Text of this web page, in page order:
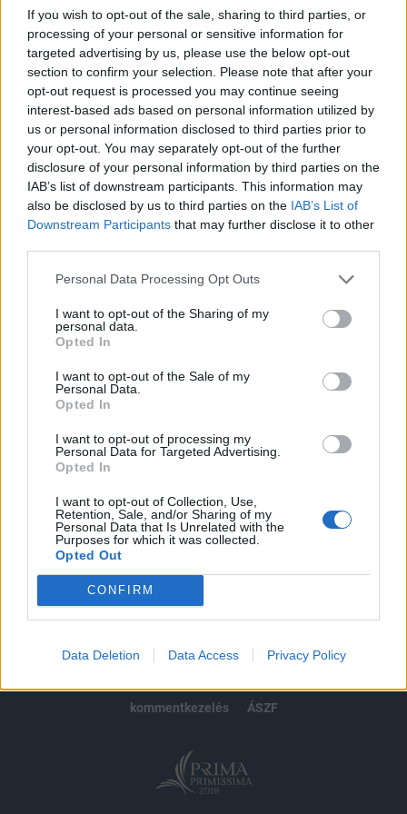
If you wish to opt-out of the sale, sharing to third parties, or
processing of your personal or sensitive information for
targeted advertising by us, please use the below opt-out
section to confirm your selection. Please note that after your
opt-out request is processed you may continue seeing
interest-based ads based on personal information utilized by
us or personal information disclosed to third parties prior to
your opt-out. You may separately opt-out of the further
disclosure of your personal information by third parties on the
IAB’s list of downstream participants. This information may
also be disclosed by us to third parties on the IAB’s List of
Downstream Participants that may further disclose it to other
Personal Data Processing Opt Outs
I want to opt-out of the Sharing of my
personal data.
Opted In
I want to opt-out of the Sale of my
Personal Data.
Opted In
I want to opt-out of processing my
Personal Data for Targeted Advertising.
Opted In
I want to opt-out of Collection, Use,
Retention, Sale, and/or Sharing of my
Personal Data that Is Unrelated with the
Purposes for which it was collected.
Opted Out
CONFIRM
Data Deletion Data Access Privacy Policy
2017. október 06. 22:07 Megosztás Csak a Nasdaq zárta
pluszban a napot Egész nap visszafogott kereskedés
jellemezte az amerikai vezető részvényindexeket, a nap
végére a Dow és az S&P 500 is tegnapi záróértéke alatt
fejezte be a hetet, előbbi 0,01%-os...
KEDVES OLVASÓNK!
A keresett cikk a portfolio.hu hírarchívumához
Portfolio.hu teljes cikkarchívum
Kötéslisták: BÉT elmúlt 2 év napon belüli
MÁR ELŐFIZETŐNK VAGY?
© 2026 Portfolio
impresszum
jogi nyilatkozat
süti beállítások
kommentkezelés
ÁSZF